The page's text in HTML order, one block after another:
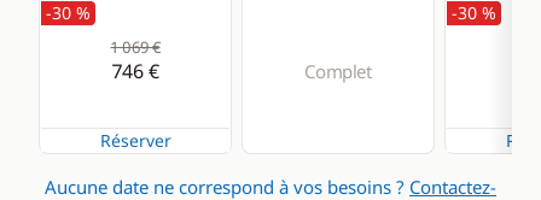
-30 %
1 069 €
746 €
Réserver
Complet
-30 %
Aucune date ne correspond à vos besoins ? Contactez-